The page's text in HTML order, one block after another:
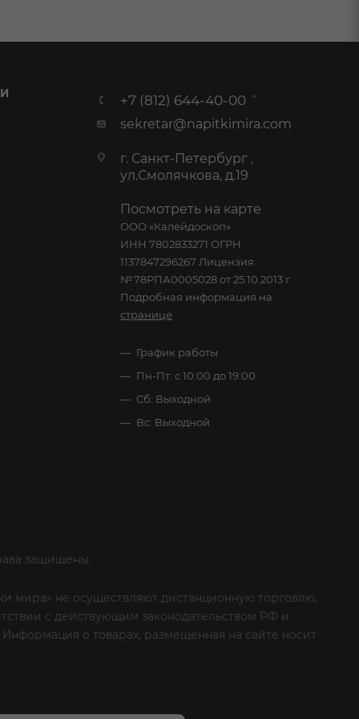
+7 (812) 644-40-00
sekretar@napitkimira.com
г. Санкт-Петербург ,
ул.Смолячкова, д.19
Посмотреть на карте
ООО «Калейдоскоп»
ИНН 7802833271 ОГРН
1137847296267 Лицензия
№78РПА0005028 от 25.10.2013 г.
Подробная информация на
странице
График работы
Пн-Пт: с 10:00 до 19:00
Сб: Выходной
Вс: Выходной
защищены.
мира» не осуществляют дистанционную торговлю,
с действующим законодательством РФ и
о товарах, размещенная на сайте носит